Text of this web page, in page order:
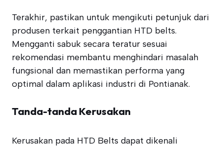
Terakhir, pastikan untuk mengikuti petunjuk dari
produsen terkait penggantian HTD belts.
Mengganti sabuk secara teratur sesuai
rekomendasi membantu menghindari masalah
fungsional dan memastikan performa yang
optimal dalam aplikasi industri di Pontianak.
Tanda-tanda Kerusakan
Kerusakan pada HTD Belts dapat dikenali